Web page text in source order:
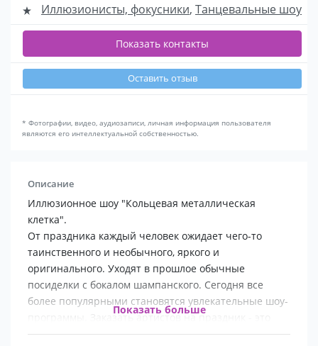
Иллюзионисты, фокусники, Танцевальные шоу
Показать контакты
Оставить отзыв
* Фотографии, видео, аудиозаписи, личная информация пользователя
являются его интеллектуальной собственностью.
Описание
Иллюзионное шоу "Кольцевая металлическая
клетка".
От праздника каждый человек ожидает чего-то
таинственного и необычного, яркого и
оригинального. Уходят в прошлое обычные
посиделки с бокалом шампанского. Сегодня все
более популярными становятся увлекательные шоу-
программы. Заказать артистов на праздник - это
значит разнообразить торжество независимо от
Показать больше